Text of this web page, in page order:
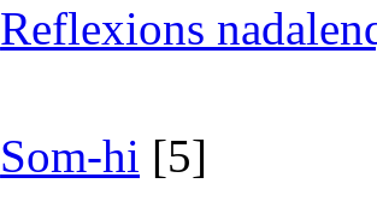
Reflexions
Som-hi [5]